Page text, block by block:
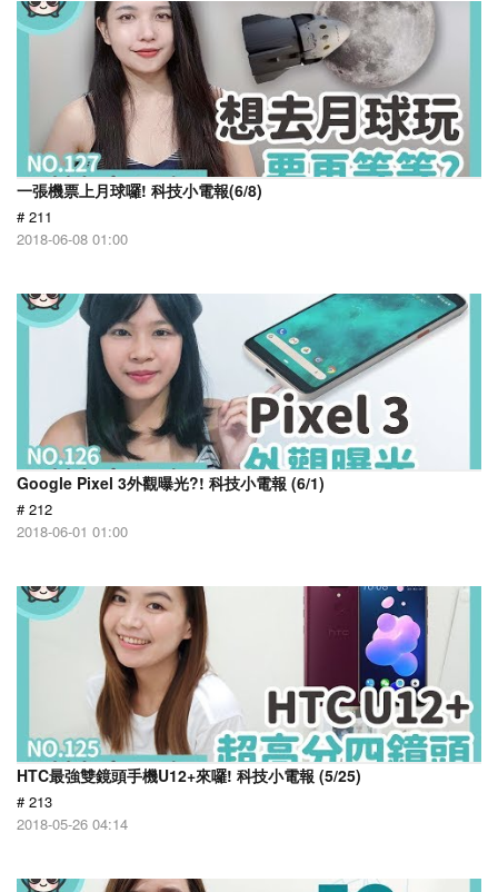
一張機票上月球囉! 科技小電報(6/8)
# 211
2018-06-08 01:00
Google Pixel 3外觀曝光?! 科技小電報 (6/1)
# 212
2018-06-01 01:00
HTC最強雙鏡頭手機U12+來囉! 科技小電報 (5/25)
# 213
2018-05-26 04:14